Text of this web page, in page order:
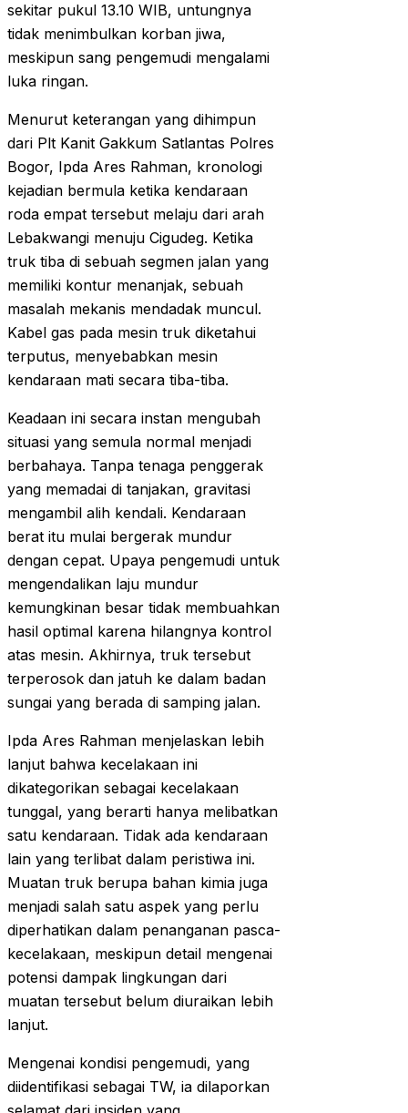
sekitar pukul 13.10 WIB, untungnya
tidak menimbulkan korban jiwa,
meskipun sang pengemudi mengalami
luka ringan.
Menurut keterangan yang dihimpun
dari Plt Kanit Gakkum Satlantas Polres
Bogor, Ipda Ares Rahman, kronologi
kejadian bermula ketika kendaraan
roda empat tersebut melaju dari arah
Lebakwangi menuju Cigudeg. Ketika
truk tiba di sebuah segmen jalan yang
memiliki kontur menanjak, sebuah
masalah mekanis mendadak muncul.
Kabel gas pada mesin truk diketahui
terputus, menyebabkan mesin
kendaraan mati secara tiba-tiba.
Keadaan ini secara instan mengubah
situasi yang semula normal menjadi
berbahaya. Tanpa tenaga penggerak
yang memadai di tanjakan, gravitasi
mengambil alih kendali. Kendaraan
berat itu mulai bergerak mundur
dengan cepat. Upaya pengemudi untuk
mengendalikan laju mundur
kemungkinan besar tidak membuahkan
hasil optimal karena hilangnya kontrol
atas mesin. Akhirnya, truk tersebut
terperosok dan jatuh ke dalam badan
sungai yang berada di samping jalan.
Ipda Ares Rahman menjelaskan lebih
lanjut bahwa kecelakaan ini
dikategorikan sebagai kecelakaan
tunggal, yang berarti hanya melibatkan
satu kendaraan. Tidak ada kendaraan
lain yang terlibat dalam peristiwa ini.
Muatan truk berupa bahan kimia juga
menjadi salah satu aspek yang perlu
diperhatikan dalam penanganan pasca-
kecelakaan, meskipun detail mengenai
potensi dampak lingkungan dari
muatan tersebut belum diuraikan lebih
lanjut.
Mengenai kondisi pengemudi, yang
diidentifikasi sebagai TW, ia dilaporkan